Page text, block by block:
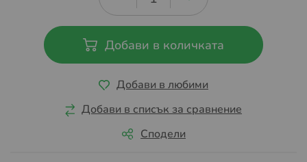
Добави в количката
Добави в любими
Добави в списък за сравнение
Сподели